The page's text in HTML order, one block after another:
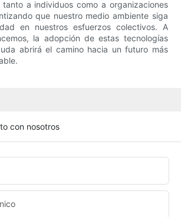
a individuos como a organizaciones
que nuestro medio ambiente siga
en nuestros esfuerzos colectivos. A
la adopción de estas tecnologías
abrirá el camino hacia un futuro más
con nosotros